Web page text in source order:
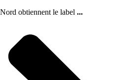
obtiennent le label ...